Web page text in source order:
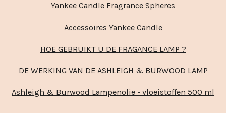
Yankee Candle Fragrance Spheres
Accessoires Yankee Candle
HOE GEBRUIKT U DE FRAGANCE LAMP ?
DE WERKING VAN DE ASHLEIGH & BURWOOD LAMP
Ashleigh & Burwood Lampenolie - vloeistoffen 500 ml